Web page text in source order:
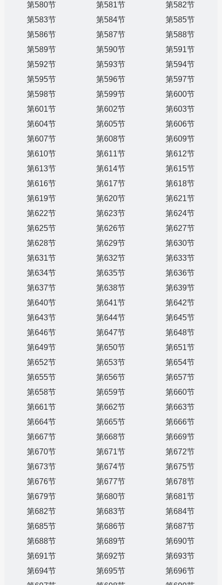
第580节
第581节
第582节
第583节
第584节
第585节
第586节
第587节
第588节
第589节
第590节
第591节
第592节
第593节
第594节
第595节
第596节
第597节
第598节
第599节
第600节
第601节
第602节
第603节
第604节
第605节
第606节
第607节
第608节
第609节
第610节
第611节
第612节
第613节
第614节
第615节
第616节
第617节
第618节
第619节
第620节
第621节
第622节
第623节
第624节
第625节
第626节
第627节
第628节
第629节
第630节
第631节
第632节
第633节
第634节
第635节
第636节
第637节
第638节
第639节
第640节
第641节
第642节
第643节
第644节
第645节
第646节
第647节
第648节
第649节
第650节
第651节
第652节
第653节
第654节
第655节
第656节
第657节
第658节
第659节
第660节
第661节
第662节
第663节
第664节
第665节
第666节
第667节
第668节
第669节
第670节
第671节
第672节
第673节
第674节
第675节
第676节
第677节
第678节
第679节
第680节
第681节
第682节
第683节
第684节
第685节
第686节
第687节
第688节
第689节
第690节
第691节
第692节
第693节
第694节
第695节
第696节